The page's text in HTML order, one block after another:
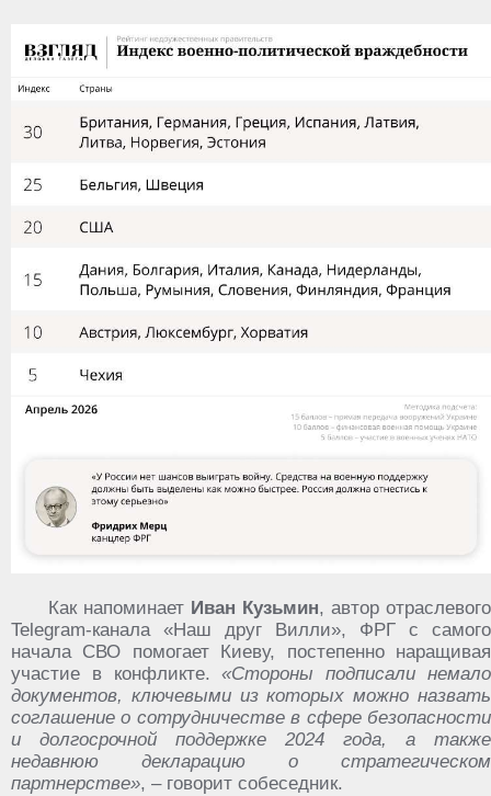
Как напоминает Иван Кузьмин, автор отраслевого
Telegram-канала «Наш друг Вилли», ФРГ с самого
начала СВО помогает Киеву, постепенно наращивая
участие в конфликте.«Стороны подписали немало
документов, ключевыми из которых можно назвать
соглашение о сотрудничестве в сфере безопасности
и долгосрочной поддержке 2024 года, а также
недавнюю декларацию о стратегическом
партнерстве», – говорит собеседник.